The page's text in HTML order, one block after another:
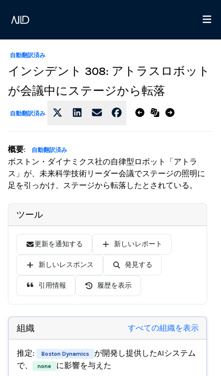
自動翻訳済み
インシデント 308: アトラスロボット
が会議中にステージから転落
自動翻訳済み
概要: 自動翻訳済み
ボストン・ダイナミクス社の自律型ロボット「アトラ
ス」が、未来科学技術リーダー会議でステージの照明に
足を引っかけ、ステージから転落したとされている。
ツール
更新を通知する 新しいレポート
新しいレスポンス 発見する
引用情報 履歴を表示
組織 すべての組織を表示
推定: Boston Dynamics
が開発し提供したAIシステム
で、
none に影響を与えた